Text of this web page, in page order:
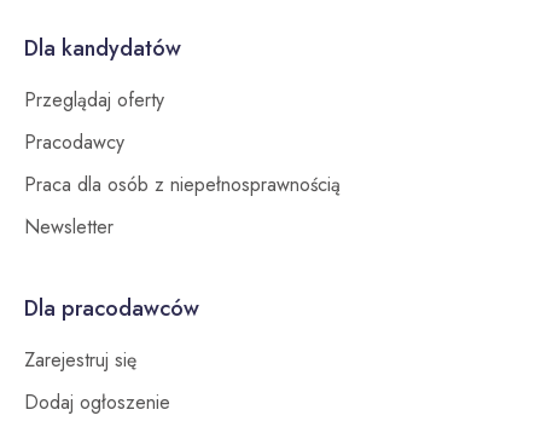
Dla kandydatów
Przeglądaj oferty
Pracodawcy
Praca dla osób z niepełnosprawnością
Newsletter
Dla pracodawców
Zarejestruj się
Dodaj ogłoszenie